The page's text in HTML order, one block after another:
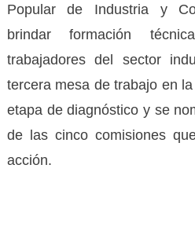
Popular de Industria y
brindar formación
trabajadores del sector
tercera mesa de trabajo en
etapa de diagnóstico y se
de las cinco comisiones
acción.